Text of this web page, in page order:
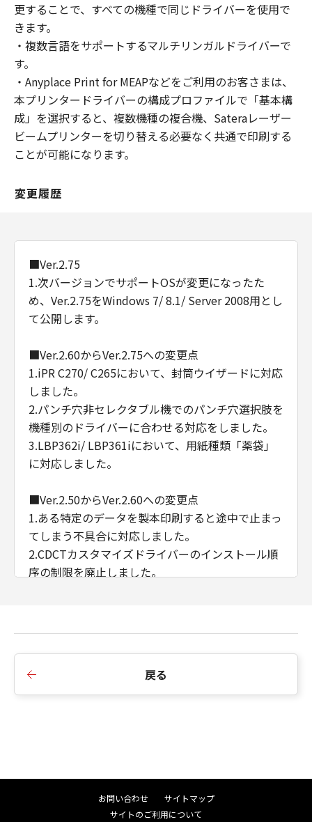
更することで、すべての機種で同じドライバーを使用で
きます。
・複数言語をサポートするマルチリンガルドライバーで
す。
・Anyplace Print for MEAPなどをご利用のお客さまは、
本プリンタードライバーの構成プロファイルで「基本構
成」を選択すると、複数機種の複合機、Sateraレーザー
ビームプリンターを切り替える必要なく共通で印刷する
ことが可能になります。
変更履歴
■Ver.2.75
1.次バージョンでサポートOSが変更になったた
め、Ver.2.75をWindows 7/ 8.1/ Server 2008用とし
て公開します。
■Ver.2.60からVer.2.75への変更点
1.iPR C270/ C265において、封筒ウイザードに対応
しました。
2.パンチ穴非セレクタブル機でのパンチ穴選択肢を
機種別のドライバーに合わせる対応をしました。
3.LBP362i/ LBP361iにおいて、用紙種類「薬袋」
に対応しました。
■Ver.2.50からVer.2.60への変更点
1.ある特定のデータを製本印刷すると途中で止まっ
てしまう不具合に対応しました。
2.CDCTカスタマイズドライバーのインストール順
序の制限を廃止しました。
を変更しました。
2.インストーラーの探索時にSNMPコミュニティ名
1.複数LAN接続環境におけるインストーラーの探索
戻る
お問い合わせ
サイトマップ
サイトのご利用について